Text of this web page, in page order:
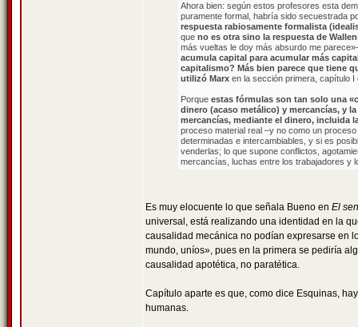
Ahora bien: según estos profesores esta
puramente formal, habría sido secuestrada
respuesta rabiosamente formalista
que no es otra sino la respuesta de
más vueltas le doy más absurdo me
acumula capital para acumular más
capitalismo? Más bien parece que tiene
utilizó Marx en la sección primera, capítulo
Porque estas fórmulas son tan solo una
dinero (acaso metálico) y mercancías, y
mercancías, mediante el dinero, incluida
proceso material real –y no como un
determinadas e intercambiables, y si es
venderlas; lo que supone conflictos,
mercancías, luchas entre los trabajadores y
Es muy elocuente lo que señala Bueno en El
universal, está realizando una identidad en la
causalidad mecánica no podían expresarse en
mundo, uníos», pues en la primera se pediría
causalidad apotética, no paratética.
Capítulo aparte es que, como dice Esquinas,
humanas.